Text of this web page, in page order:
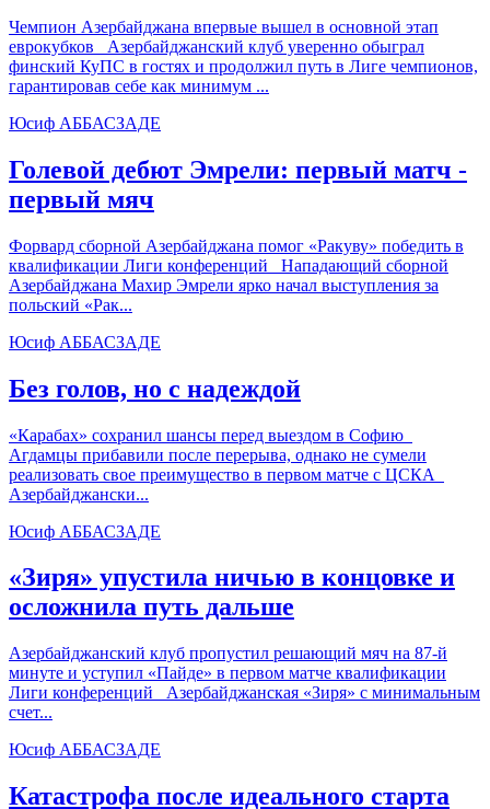
Чемпион Азербайджана впервые вышел в основной этап
еврокубков Азербайджанский клуб уверенно обыграл
финский КуПС в гостях и продолжил путь в Лиге чемпионов,
гарантировав себе как минимум ...
Юсиф АББАСЗАДЕ
Голевой дебют Эмрели: первый матч -
первый мяч
Форвард сборной Азербайджана помог «Ракуву» победить в
квалификации Лиги конференций Нападающий сборной
Азербайджана Махир Эмрели ярко начал выступления за
польский «Рак...
Юсиф АББАСЗАДЕ
Без голов, но с надеждой
«Карабах» сохранил шансы перед выездом в Софию
Агдамцы прибавили после перерыва, однако не сумели
реализовать свое преимущество в первом матче с ЦСКА
Азербайджански...
Юсиф АББАСЗАДЕ
«Зиря» упустила ничью в концовке и
осложнила путь дальше
Азербайджанский клуб пропустил решающий мяч на 87-й
минуте и уступил «Пайде» в первом матче квалификации
Лиги конференций Азербайджанская «Зиря» с минимальным
счет...
Юсиф АББАСЗАДЕ
Катастрофа после идеального старта